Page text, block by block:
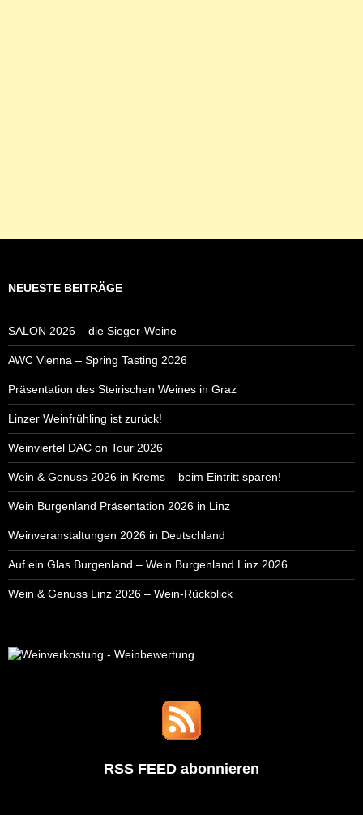
NEUESTE BEITRÄGE
SALON 2026 – die Sieger-Weine
AWC Vienna – Spring Tasting 2026
Präsentation des Steirischen Weines in Graz
Linzer Weinfrühling ist zurück!
Weinviertel DAC on Tour 2026
Wein & Genuss 2026 in Krems – beim Eintritt sparen!
Wein Burgenland Präsentation 2026 in Linz
Weinveranstaltungen 2026 in Deutschland
Auf ein Glas Burgenland – Wein Burgenland Linz 2026
Wein & Genuss Linz 2026 – Wein-Rückblick
RSS FEED abonnieren